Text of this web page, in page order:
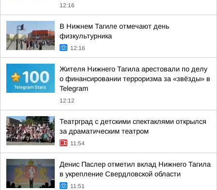
12:16
В Нижнем Тагиле отмечают день
физкультурника
12:16
Жителя Нижнего Тагила арестовали по делу
о финансировании терроризма за «звёзды» в
Telegram
12:12
Театрград с детскими спектаклями открылся
за драматическим театром
11:54
Денис Паслер отметил вклад Нижнего Тагила
в укрепление Свердловской области
11:51